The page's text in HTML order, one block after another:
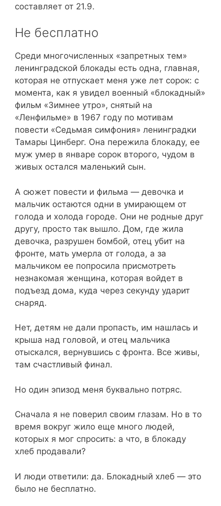
составляет от 21.9.
Не бесплатно
Среди многочисленных «запретных тем»
ленинградской блокады есть одна, главная,
которая не отпускает меня уже лет сорок: с
момента, как я увидел военный «блокадный»
фильм «Зимнее утро», снятый на
«Ленфильме» в 1967 году по мотивам
повести «Седьмая симфония» ленинградки
Тамары Цинберг. Она пережила блокаду, ее
муж умер в январе сорок второго, чудом в
живых остался маленький сын.
А сюжет повести и фильма — девочка и
мальчик остаются одни в умирающем от
голода и холода городе. Они не родные друг
другу, просто так вышло. Дом, где жила
девочка, разрушен бомбой, отец убит на
фронте, мать умерла от голода, а за
мальчиком ее попросила присмотреть
незнакомая женщина, которая войдет в
подъезд дома, куда через секунду ударит
снаряд.
Нет, детям не дали пропасть, им нашлась и
крыша над головой, и отец мальчика
отыскался, вернувшись с фронта. Все живы,
там счастливый финал.
Но один эпизод меня буквально потряс.
Сначала я не поверил своим глазам. Но в то
время вокруг жило еще много людей,
которых я мог спросить: а что, в блокаду
хлеб продавали?
И люди ответили: да. Блокадный хлеб — это
было не бесплатно.